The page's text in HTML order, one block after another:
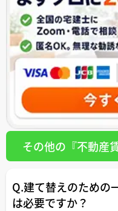
その他の『不動産
Q.建て替えのための
は必要ですか？